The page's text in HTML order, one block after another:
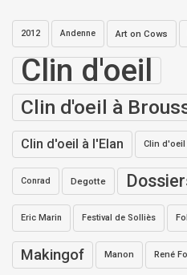
2012 Andenne Art on Cows
Clin d'oeil
Clin d'oeil à
Clin d'oeil à l'Elan Clin d'oeil
Conrad Degotte
Eric Marin Festival de Solliès
Makingof Manon René